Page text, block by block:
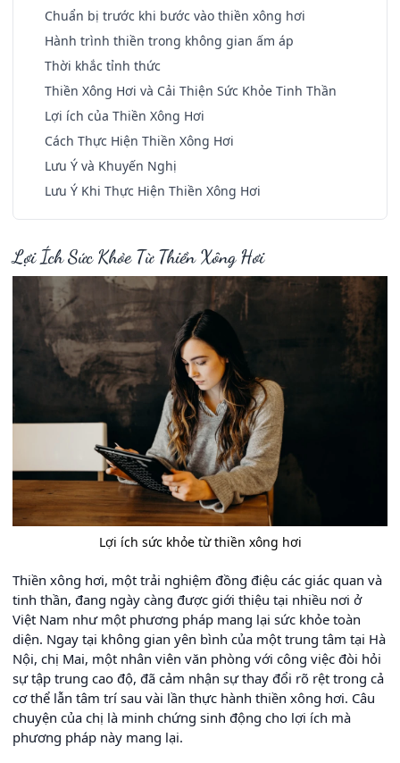
Chuẩn bị trước khi bước vào thiền xông hơi
Hành trình thiền trong không gian ấm áp
Thời khắc tỉnh thức
Thiền Xông Hơi và Cải Thiện Sức Khỏe Tinh Thần
Lợi ích của Thiền Xông Hơi
Cách Thực Hiện Thiền Xông Hơi
Lưu Ý và Khuyến Nghị
Lưu Ý Khi Thực Hiện Thiền Xông Hơi
Lợi Ích Sức Khỏe Từ Thiền Xông Hơi
Lợi ích sức khỏe từ thiền xông hơi
Thiền xông hơi, một trải nghiệm đồng điệu các giác quan và
tinh thần, đang ngày càng được giới thiệu tại nhiều nơi ở
Việt Nam như một phương pháp mang lại sức khỏe toàn
diện. Ngay tại không gian yên bình của một trung tâm tại Hà
Nội, chị Mai, một nhân viên văn phòng với công việc đòi hỏi
sự tập trung cao độ, đã cảm nhận sự thay đổi rõ rệt trong cả
cơ thể lẫn tâm trí sau vài lần thực hành thiền xông hơi. Câu
chuyện của chị là minh chứng sinh động cho lợi ích mà
phương pháp này mang lại.